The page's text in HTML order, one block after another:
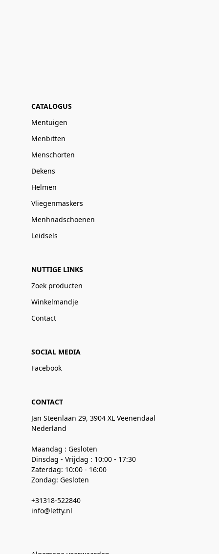
CATALOGUS
Mentuigen
Menbitten
Menschorten
Dekens
Helmen
Vliegenmaskers
Menhnadschoenen
Leidsels
NUTTIGE LINKS
Zoek producten
Winkelmandje
Contact
SOCIAL MEDIA
Facebook
CONTACT
Jan Steenlaan 29, 3904 XL Veenendaal
Nederland
Maandag : Gesloten
Dinsdag - Vrijdag : 10:00 - 17:30
Zaterdag: 10:00 - 16:00
Zondag: Gesloten
+31318-522840
info@letty.nl